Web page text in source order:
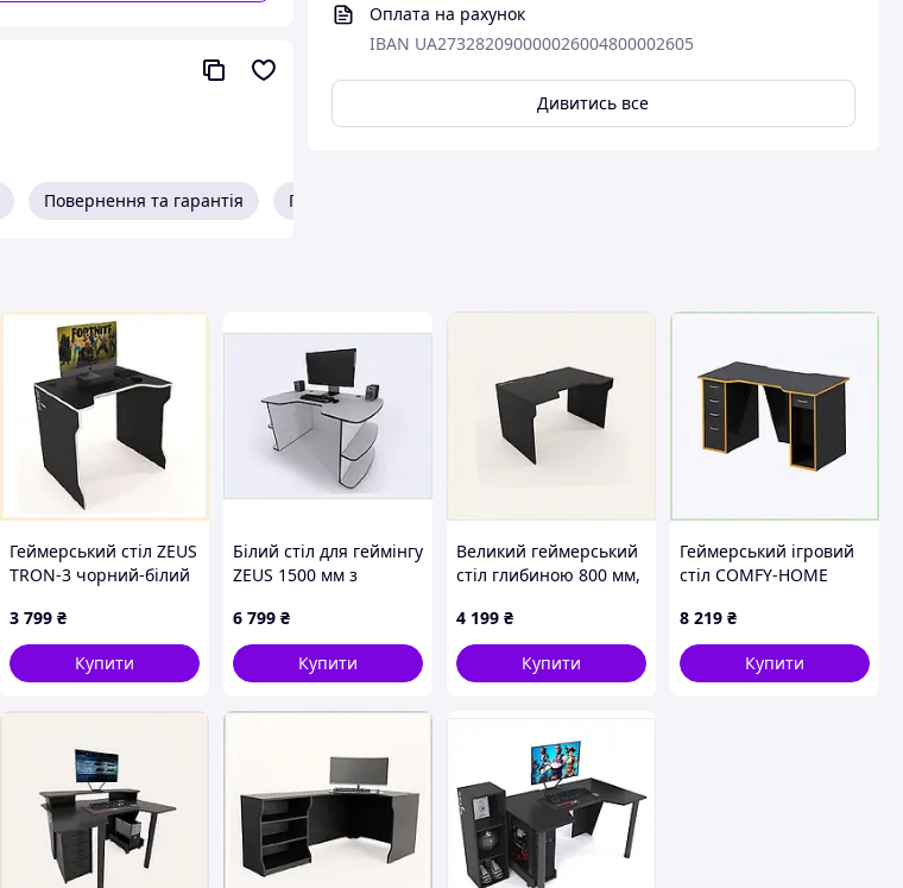
Оплата на рахунок
IBAN UA273282090000026004800002605
Дивитись все
Повернення та гарантія Про продавця
Геймерський стіл ZEUS
TRON-3 чорний-білий
3 799 ₴
Купити
Білий стіл для геймінгу
ZEUS 1500 мм з
6 799 ₴
Купити
Великий геймерський
стіл глибиною 800 мм,
4 199 ₴
Купити
Геймерський ігровий
стіл COMFY-HOME
8 219 ₴
Купити